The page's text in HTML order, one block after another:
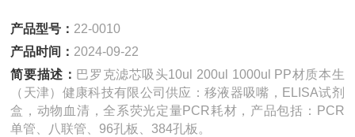
产品型号： 22-0010
产品时间： 2024-09-22
简要描述： 巴罗克滤芯吸头10ul 200ul 1000ul PP材质本生
（天津）健康科技有限公司供应：移液器吸嘴，ELISA试剂
盒，动物血清，全系荧光定量PCR耗材，产品包括：PCR
单管、八联管、96孔板、384孔板。